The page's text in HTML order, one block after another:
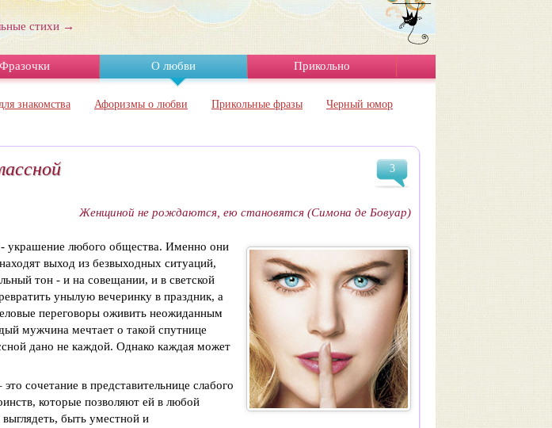
стихи →
Фразочки О любви Прикольно
знакомства Афоризмы о любви Прикольные фразы
Черный юмор
3
Женщиной не рождаются, ею становятся (Симона де Бовуар)
украшение любого общества. Именно они
выход из безвыходных ситуаций,
тон - и на совещании, и в светской
унылую вечеринку в праздник, а
переговоры оживить неожиданным
мужчина мечтает о такой спутнице
дано не каждой. Однако каждая может
сочетание в представительнице слабого
которые позволяют ей в любой
быть уместной и